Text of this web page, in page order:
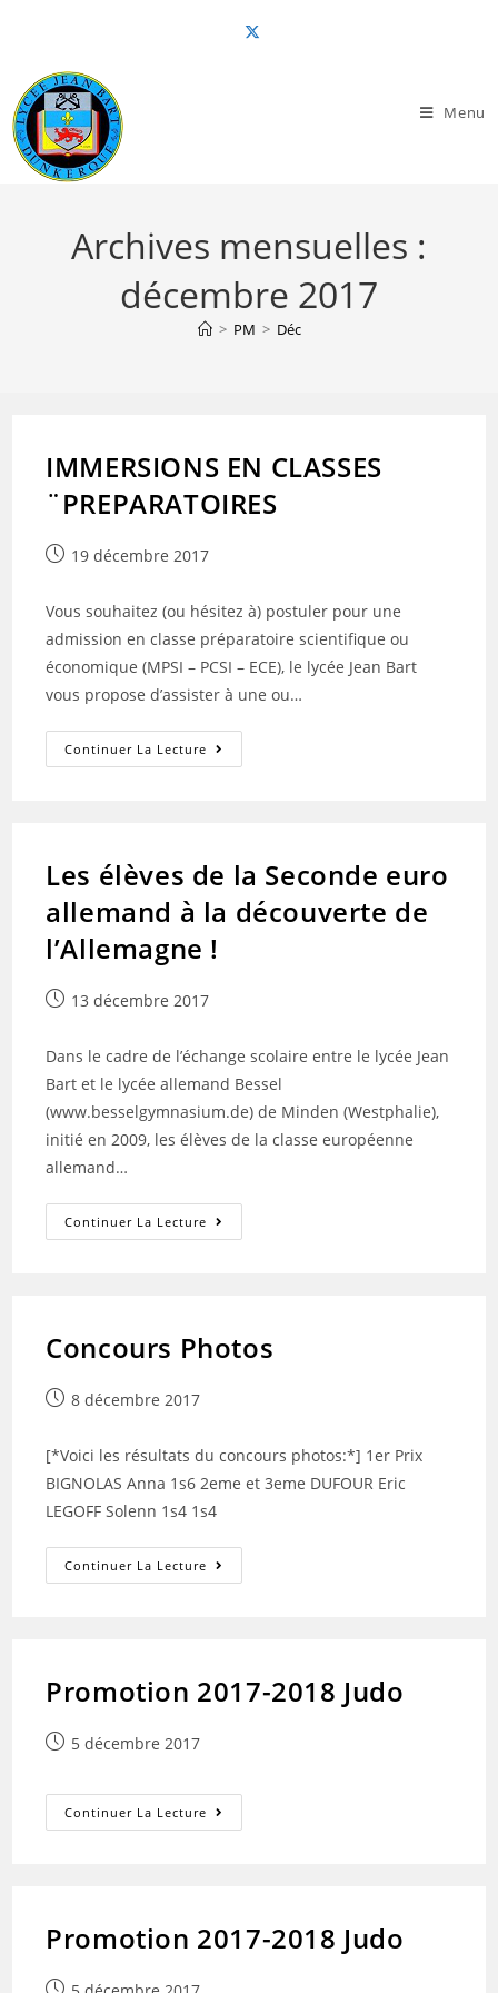
content
Menu
Archives mensuelles :
décembre 2017
> PM > Déc
IMMERSIONS EN CLASSES
¨PREPARATOIRES
Publication
19 décembre 2017
Vous souhaitez (ou hésitez à) postuler pour une
admission en classe préparatoire scientifique ou
économique (MPSI – PCSI – ECE), le lycée Jean Bart
vous propose d’assister à une ou…
Continuer La Lecture IMMERSIONS
EN
Les élèves de la Seconde euro
allemand à la découverte de
l’Allemagne !
Publication
13 décembre 2017
Dans le cadre de l’échange scolaire entre le lycée Jean
Bart et le lycée allemand Bessel
(www.besselgymnasium.de) de Minden (Westphalie),
initié en 2009, les élèves de la classe européenne
allemand…
Continuer La Lecture Les
Élèves
La
Découverte
Concours Photos
Publication
8 décembre 2017
[*Voici les résultats du concours photos:*] 1er Prix
BIGNOLAS Anna 1s6 2eme et 3eme DUFOUR Eric
LEGOFF Solenn 1s4 1s4
Continuer La Lecture Concours
Photos
Promotion 2017-2018 Judo
Publication
5 décembre 2017
Continuer La Lecture Promotion
2017-
Promotion 2017-2018 Judo